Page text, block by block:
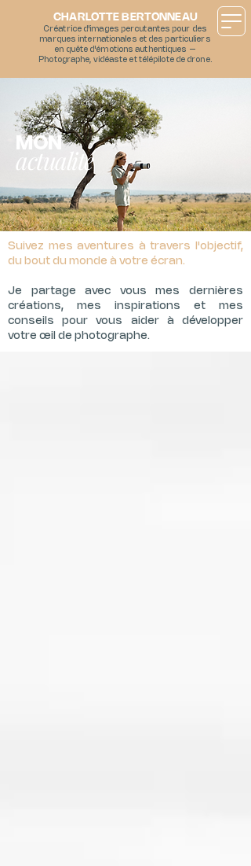
CHARLOTTE BERTONNEAU
Créatrice d'images percutantes pour des
marques internationales et des particuliers
en quête d'émotions authentiques –
Photographe, vidéaste et télépilote de drone.
MON
actualité
Suivez mes aventures à travers l'objectif,
du bout du monde à votre écran.
Je partage avec vous mes dernières
créations, mes inspirations et mes
conseils pour vous aider à développer
votre œil de photographe.